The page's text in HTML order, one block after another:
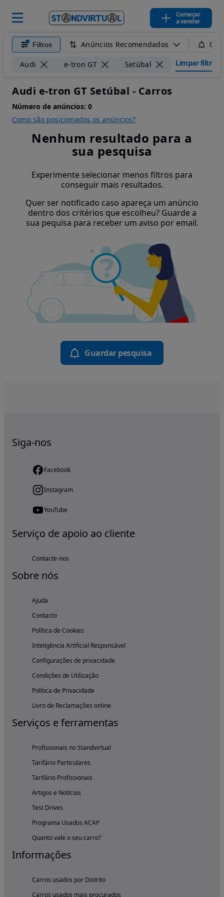
Começar
a vender
Filtros Anúncios Recomendados
Audi e-tron GT Setúbal Limpar filtros
Audi e-tron GT Setúbal - Carros
Número de anúncios: 0
Como são posicionados os anúncios?
Nenhum resultado para a
sua pesquisa
Experimente selecionar menos filtros para
conseguir mais resultados.
Quer ser notificado caso apareça um anúncio
dentro dos critérios que escolheu? Guarde a
sua pequisa para receber um aviso por email.
Guardar pesquisa
Siga-nos
Facebook
Instagram
YouTube
Serviço de apoio ao cliente
Contacte-nos
Sobre nós
Ajuda
Contacto
Política de Cookies
Inteligência Artificial Responsável
Configurações de privacidade
Condições de Utilização
Política de Privacidade
Livro de Reclamações online
Serviços e ferramentas
Profissionais no Standvirtual
Tarifário Particulares
Tarifário Profissionais
Artigos e Notícias
Test Drives
Programa Usados ACAP
Quanto vale o seu carro?
Informações
Carros usados por Distrito
Carros usados mais procurados